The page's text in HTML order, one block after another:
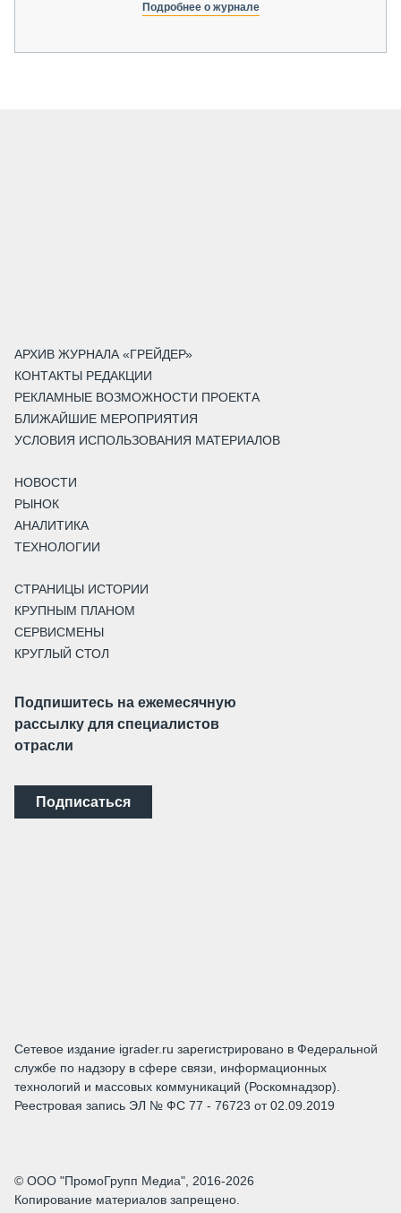
Подробнее о журнале
АРХИВ ЖУРНАЛА «ГРЕЙДЕР»
КОНТАКТЫ РЕДАКЦИИ
РЕКЛАМНЫЕ ВОЗМОЖНОСТИ ПРОЕКТА
БЛИЖАЙШИЕ МЕРОПРИЯТИЯ
УСЛОВИЯ ИСПОЛЬЗОВАНИЯ МАТЕРИАЛОВ
НОВОСТИ
РЫНОК
АНАЛИТИКА
ТЕХНОЛОГИИ
СТРАНИЦЫ ИСТОРИИ
КРУПНЫМ ПЛАНОМ
СЕРВИСМЕНЫ
КРУГЛЫЙ СТОЛ
Подпишитесь на ежемесячную
рассылку для специалистов
отрасли
Подписаться
Сетевое издание igrader.ru зарегистрировано в Федеральной
службе по надзору в сфере связи, информационных
технологий и массовых коммуникаций (Роскомнадзор).
Реестровая запись ЭЛ № ФС 77 - 76723 от 02.09.2019
© ООО "ПромоГрупп Медиа", 2016-2026
Копирование материалов запрещено.